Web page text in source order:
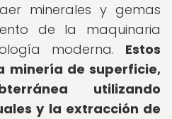
minerales y gemas
de la maquinaria
moderna. Estos
minería de superficie,
utilizando
y la extracción de